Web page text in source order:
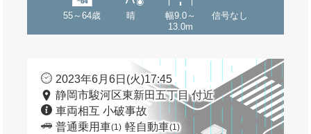
55～64歳 晴
幅9.0～
13.0m
信号なし
2023年6月6日(火)17:45
静岡市駿河区東新田五丁目 付近
車両相互 小破事故
普通乗用車(1) 軽自動車(1)